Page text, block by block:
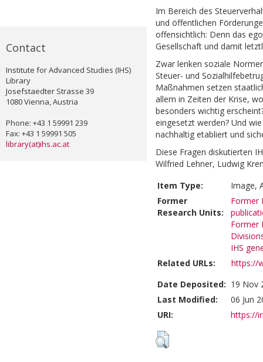
Contact
Institute for Advanced Studies (IHS)
Library
Josefstaedter Strasse 39
1080 Vienna, Austria
Phone: +43 1 59991 239
Fax: +43 1 59991 505
library(at)ihs.ac.at
Im Bereich des
und öffentlichen
offensichtlich: Denn das
Gesellschaft und damit
Zwar lenken soziale
Steuer- und
Maßnahmen setzen
allem in Zeiten der Krise,
besonders wichtig
eingesetzt werden? Und
nachhaltig etabliert und
Diese Fragen diskutierten
Wilfried Lehner, Ludwig
Item Type:
Image,
Former
Research Units:
Former
Former
IHS
Related URLs:
https://
Date Deposited: 19 Nov
Last Modified:
06 Jun
URI:
https://